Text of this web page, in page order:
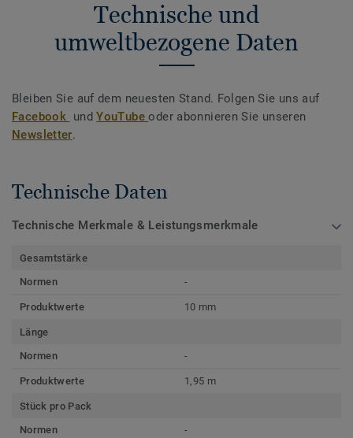
Technische und
umweltbezogene Daten
Bleiben Sie auf dem neuesten Stand. Folgen Sie uns auf
Facebook undYouTubeoder abonnieren Sie unseren
Newsletter.
Technische Daten
Technische Merkmale & Leistungsmerkmale
Gesamtstärke
Normen
-
Produktwerte 10 mm
Länge
Normen
-
Produktwerte 1,95 m
Stück pro Pack
Normen
-